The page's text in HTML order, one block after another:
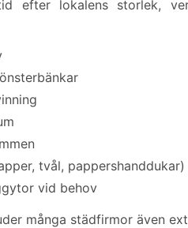
efter lokalens storlek,
tvål, pappershanddukar)
vid behov
många städfirmor även